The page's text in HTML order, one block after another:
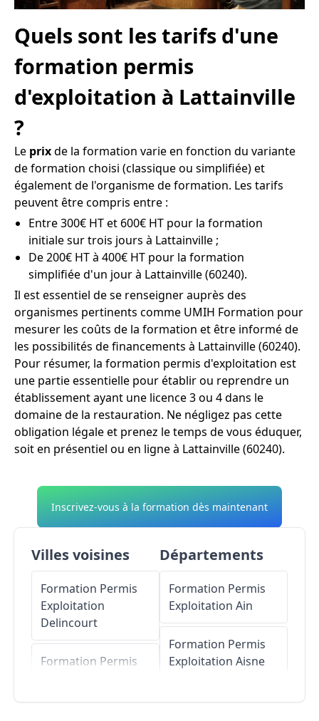
Quels sont les tarifs d'une
formation permis
d'exploitation à Lattainville
?
Le prixde la formation varie en fonction du variante
de formation choisi (classique ou simplifiée) et
également de l'organisme de formation. Les tarifs
peuvent être compris entre :
Entre 300€ HT et 600€ HT pour la formation
initiale sur trois jours à Lattainville ;
De 200€ HT à 400€ HT pour la formation
simplifiée d'un jour à Lattainville (60240).
Il est essentiel de se renseigner auprès des
organismes pertinents comme UMIH Formation pour
mesurer les coûts de la formation et être informé de
les possibilités de financements à Lattainville (60240).
Pour résumer, la formation permis d'exploitation est
une partie essentielle pour établir ou reprendre un
établissement ayant une licence 3 ou 4 dans le
domaine de la restauration. Ne négligez pas cette
obligation légale et prenez le temps de vous éduquer,
soit en présentiel ou en ligne à Lattainville (60240).
Inscrivez-vous à la formation dès maintenant
Villes voisines
Formation Permis
Exploitation
Delincourt
Formation Permis
Départements
Formation Permis
Exploitation Ain
Formation Permis
Exploitation Aisne
Formation Permis